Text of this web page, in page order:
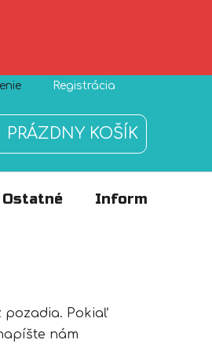
cookies O nás
Registrácia
PRÁZDNY KOŠÍK
Ostatné Informácie
pozadia. Pokiaľ
nám